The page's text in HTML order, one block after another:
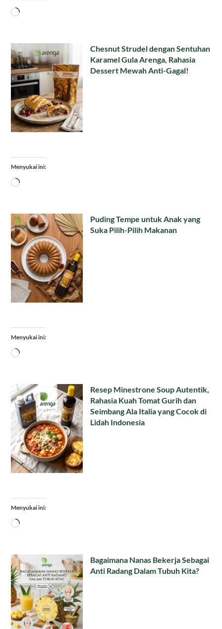
Memuat...
Chesnut Strudel dengan Sentuhan
Karamel Gula Arenga, Rahasia
Dessert Mewah Anti-Gagal!
Menyukai ini:
Memuat...
Puding Tempe untuk Anak yang
Suka Pilih-Pilih Makanan
Menyukai ini:
Memuat...
Resep Minestrone Soup Autentik,
Rahasia Kuah Tomat Gurih dan
Seimbang Ala Italia yang Cocok di
Lidah Indonesia
Menyukai ini:
Memuat...
Bagaimana Nanas Bekerja Sebagai
Anti Radang Dalam Tubuh Kita?